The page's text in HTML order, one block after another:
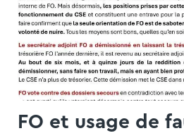
FO et usage de